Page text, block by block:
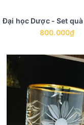
800.000₫